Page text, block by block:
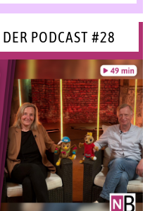
DER PODCAST #28